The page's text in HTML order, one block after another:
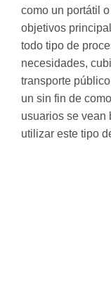
como un portátil
objetivos
todo tipo de
necesidades,
transporte
un sin fin de
usuarios se vean
utilizar este tipo